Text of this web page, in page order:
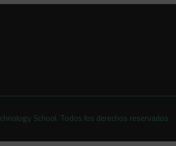
School. Todos los derechos reservados